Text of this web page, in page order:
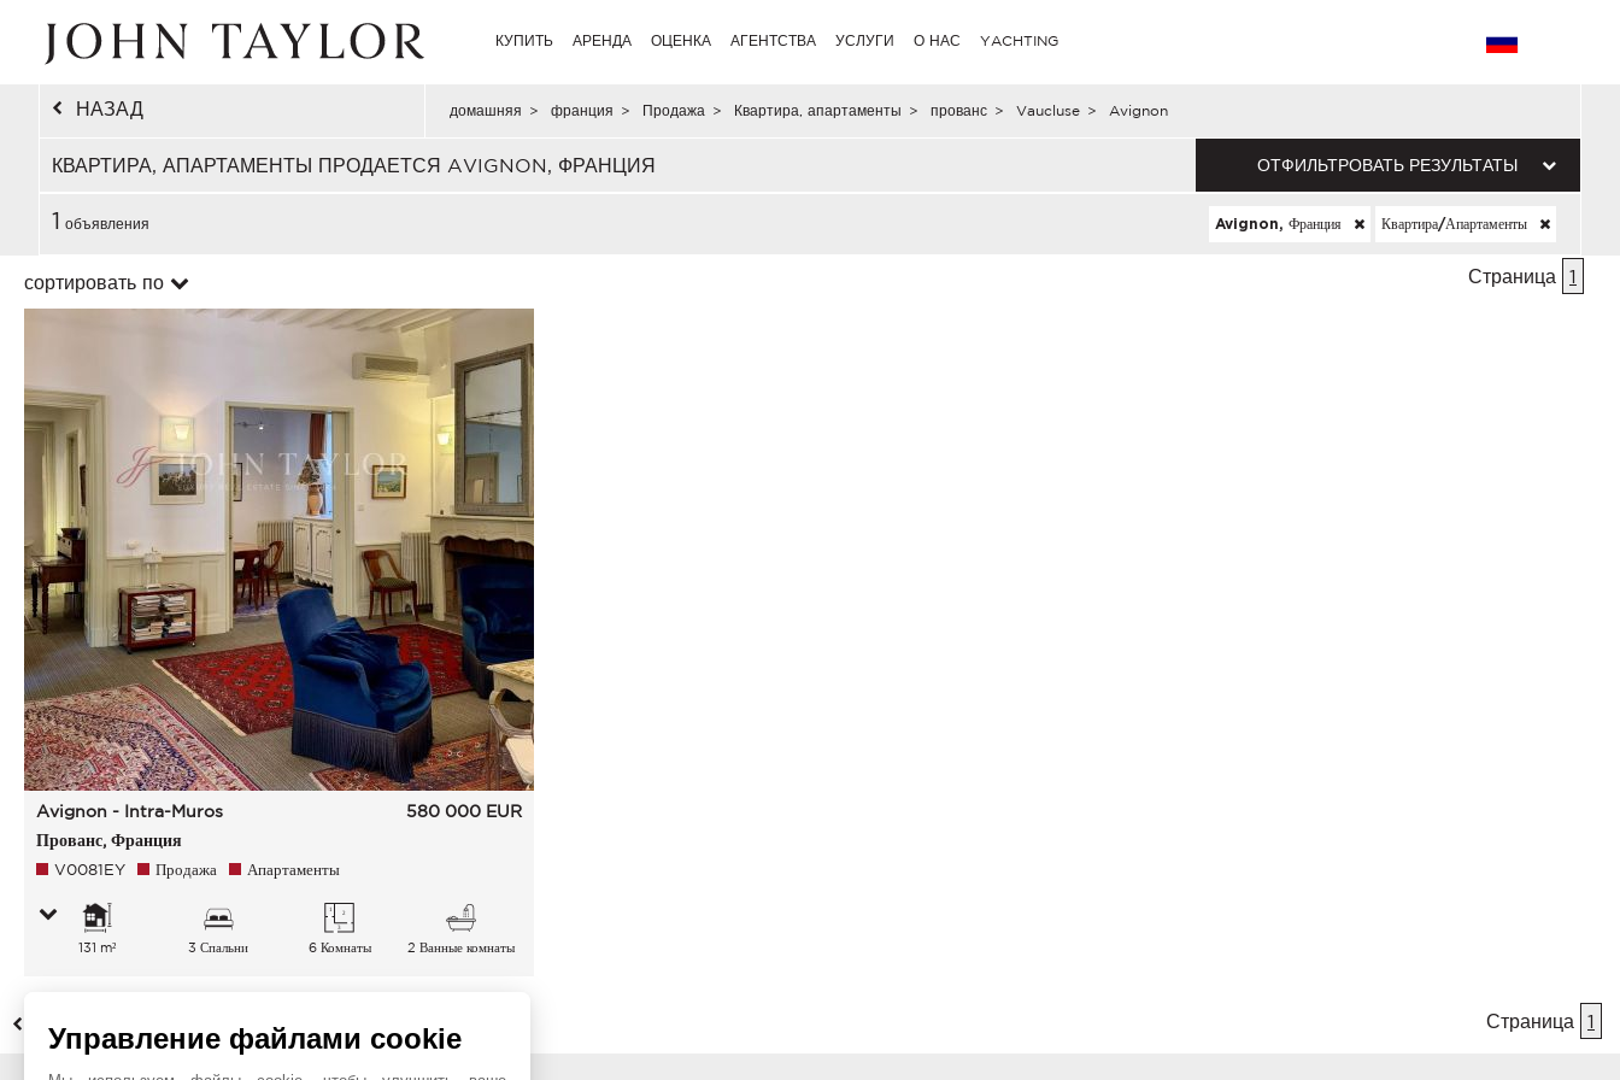
КУПИТЬ АРЕНДА ОЦЕНКА АГЕНТСТВА УСЛУГИ О НАС YACHTING
НАЗАД домашняя > франция > Продажа > Квартира, апартаменты > прованс > Vaucluse > Avignon
КВАРТИРА, АПАРТАМЕНТЫ ПРОДАЕТСЯ AVIGNON, ФРАНЦИЯ ОТФИЛЬТРОВАТЬ РЕЗУЛЬТАТЫ
1 объявления Avignon, Франция Квартира/апартаменты
сортировать по Страница 1
Avignon - Intra-Muros
Прованс, Франция
580 000 EUR
V0081EY Продажа Апартаменты
131 m² 3 Спальни 6 Комнаты 2 Ванные комнаты
НАЗАД Страница 1
Управление файлами cookie